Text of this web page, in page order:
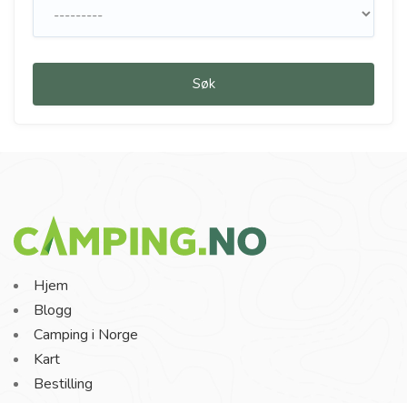
Søk
Hjem
Blogg
Camping i Norge
Kart
Bestilling